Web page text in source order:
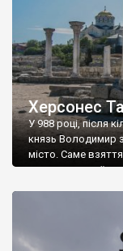
Херсонес
У 988 році, після
князь Володимир
місто. Саме
диктувати свої
Херсонесі
А потім було